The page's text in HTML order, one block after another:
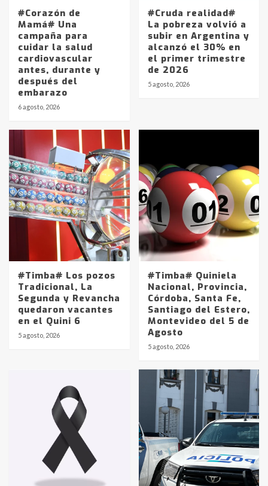
#Corazón de
Mamá# Una
campaña para
cuidar la salud
cardiovascular
antes, durante y
después del
embarazo
6 agosto, 2026
#Cruda realidad#
La pobreza volvió a
subir en Argentina y
alcanzó el 30% en
el primer trimestre
de 2026
5 agosto, 2026
#Timba# Los pozos
Tradicional, La
Segunda y Revancha
quedaron vacantes
en el Quini 6
5 agosto, 2026
#Timba# Quiniela
Nacional, Provincia,
Córdoba, Santa Fe,
Santiago del Estero,
Montevideo del 5 de
Agosto
5 agosto, 2026
Identidad de los adolescentes
pampeanos que fueron
en la mañana del lunes
Accidente en Ruta 5: falleció un
joven de Trenque Lauquen
Los precios de los combustibles en